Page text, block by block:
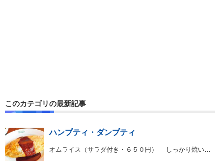
このカテゴリの最新記事
ハンプティ・ダンプティ
オムライス（サラダ付き・６５０円） しっかり焼い…